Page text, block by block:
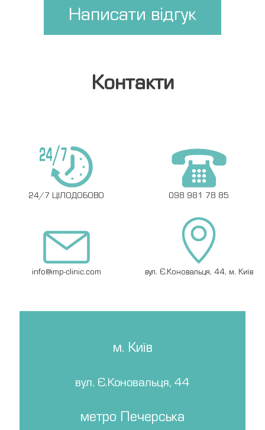
Написати відгук
Контакти
24/7 ЦІЛОДОБОВО 098 981 78 85
info@imp-clinic.com вул. Є.Коновальця, 44, м. Київ
м. Київ
вул. Є.Коновальця, 44
метро Печерська